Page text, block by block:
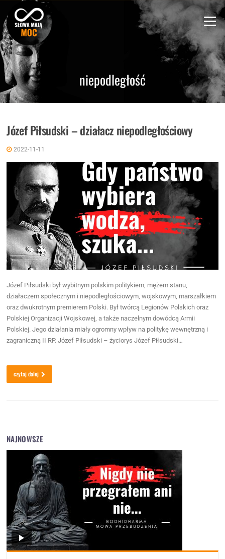
content
Menu
niepodległość
Józef Piłsudski – działacz niepodległościowy
2022-11-11
Józef Piłsudski był wybitnym polskim politykiem, mężem stanu,
działaczem społecznym i niepodległościowym, wojskowym, marszałkiem
oraz dwukrotnym premierem Polski. Był twórcą Legionów Polskich oraz
Polskiej Organizacji Wojskowej, a także naczelnym dowódcą Armii
Polskiej. Jego działania miały ogromny wpływ na politykę wewnętrzną i
zagraniczną II RP. Józef Piłsudski – życiorys Józef Piłsudski…
czytaj dalej
NAJNOWSZE